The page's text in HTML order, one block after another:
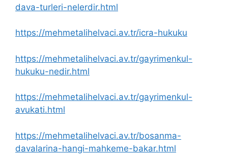
dava-turleri-nelerdir.html
https://mehmetalihelvaci.av.tr/icra-hukuku
https://mehmetalihelvaci.av.tr/gayrimenkul-
hukuku-nedir.html
https://mehmetalihelvaci.av.tr/gayrimenkul-
avukati.html
https://mehmetalihelvaci.av.tr/bosanma-
davalarina-hangi-mahkeme-bakar.html